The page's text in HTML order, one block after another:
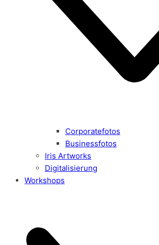
Corporatefotos
Businessfotos
Iris Artworks
Digitalisierung
Workshops